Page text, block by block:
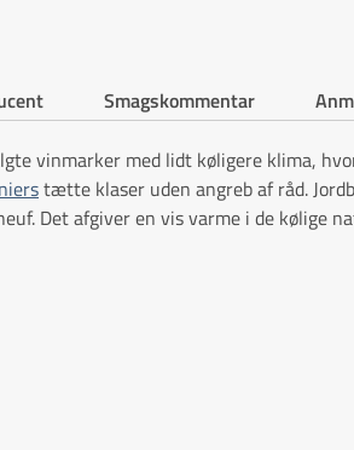
Smagskommentar
vinmarker med lidt køligere klima,
tætte klaser uden angreb af råd.
Det afgiver en vis varme i de kølige